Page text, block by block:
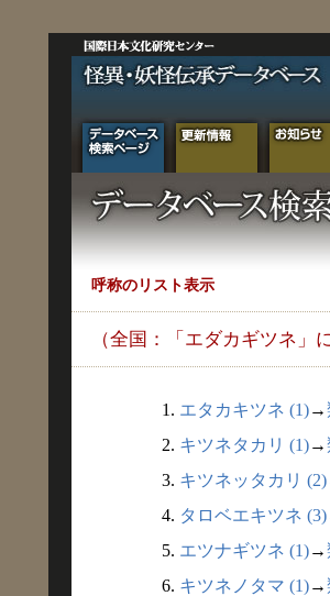
呼称のリスト表示
（全国：「エダカギツネ」
1. エタカキツネ (1)→
2. キツネタカリ (1)→
3. キツネッタカリ (2)
4. タロベエキツネ (3)
5. エツナギツネ (1)→
6. キツネノタマ (1)→